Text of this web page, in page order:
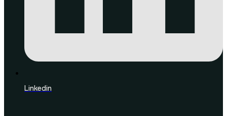
Linkedin